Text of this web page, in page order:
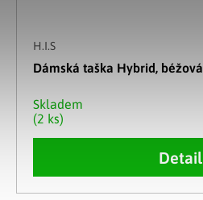
H.I.S
Dámská taška Hybrid, béžová
Skladem
(2 ks)
Detail